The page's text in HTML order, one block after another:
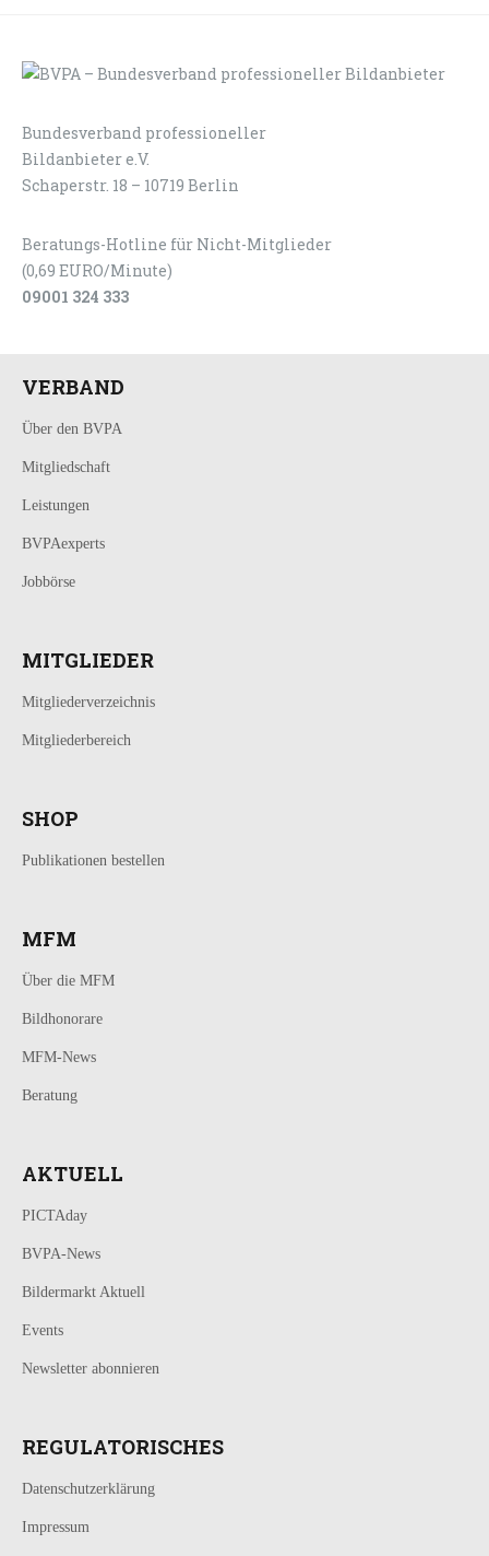
Bundesverband professioneller
Bildanbieter e.V.
Schaperstr. 18 – 10719 Berlin
Beratungs-Hotline für Nicht-Mitglieder
(0,69 EURO/Minute)
09001 324 333
VERBAND
Über den BVPA
Mitgliedschaft
Leistungen
BVPAexperts
Jobbörse
MITGLIEDER
Mitgliederverzeichnis
Mitgliederbereich
SHOP
Publikationen bestellen
MFM
Über die MFM
Bildhonorare
MFM-News
Beratung
AKTUELL
PICTAday
BVPA-News
Bildermarkt Aktuell
Events
Newsletter abonnieren
REGULATORISCHES
Datenschutzerklärung
Impressum